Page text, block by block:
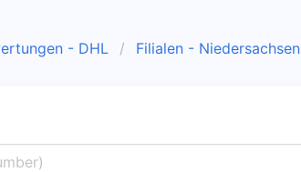
- DHL Filialen - Niedersachsen